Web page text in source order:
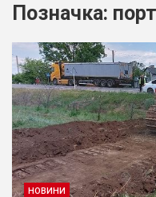
Позначка: порт
НОВИНИ